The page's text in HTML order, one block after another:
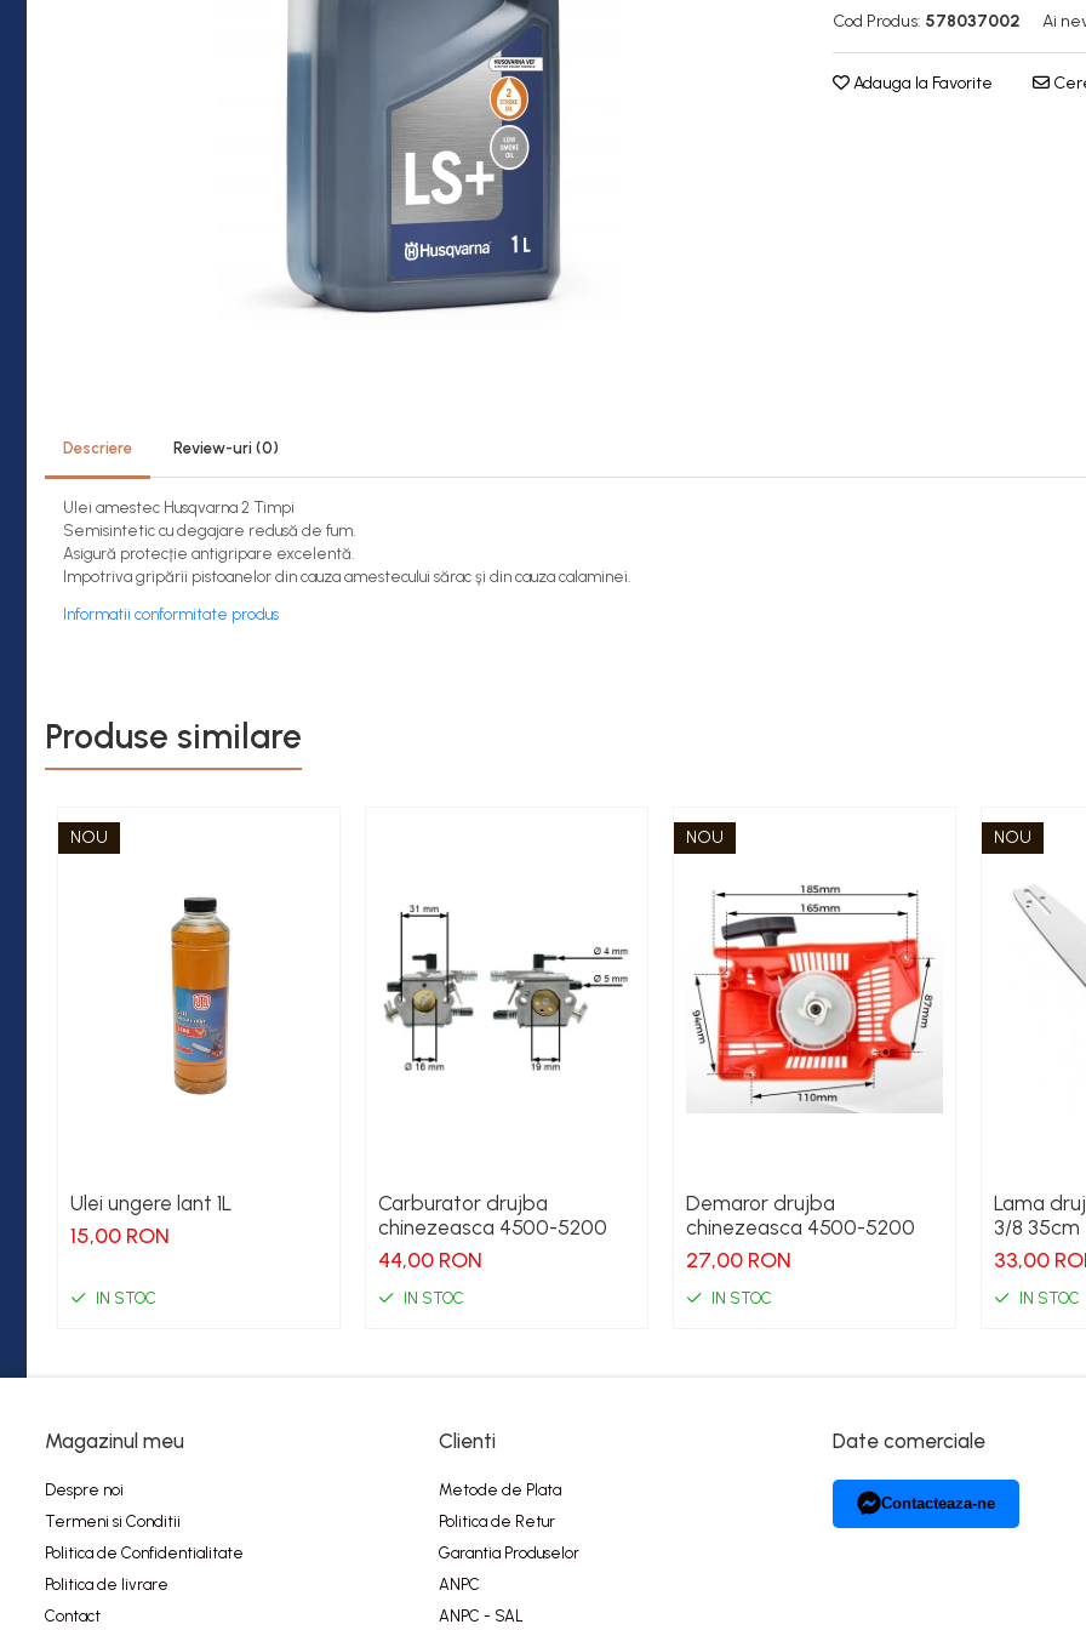
Cod Produs: 578037002 Ai
Adauga la Favorite
Descriere Review-uri (0)
Ulei amestec Husqvarna 2 Timpi
Semisintetic cu degajare redusă de fum.
Asigură protecţie antigripare excelentă.
Impotriva gripării pistoanelor din cauza amestecului sărac şi din cauza calaminei.
Informatii conformitate produs
Produse similare
NOU
Ulei ungere lant 1L
15,00 RON
IN STOC
Carburator drujba
chinezeasca 4500-5200
44,00 RON
IN STOC
NOU
Demaror drujba
chinezeasca 4500-5200
27,00 RON
IN STOC
NOU
Lama
3/8 35cm
33,00
IN STOC
Magazinul meu
Despre noi
Termeni si Conditii
Politica de Confidentialitate
Politica de livrare
Contact
Clienti
Metode de Plata
Politica de Retur
Garantia Produselor
ANPC
ANPC - SAL
Date comerciale
Contacteaza-ne